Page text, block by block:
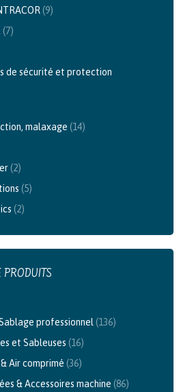
(9)
(7)
de sécurité et protection
malaxage (14)
(2)
(5)
(2)
PRODUITS
professionnel(136)
et Sableuses (16)
Air comprimé (36)
& Accessoires machine (86)